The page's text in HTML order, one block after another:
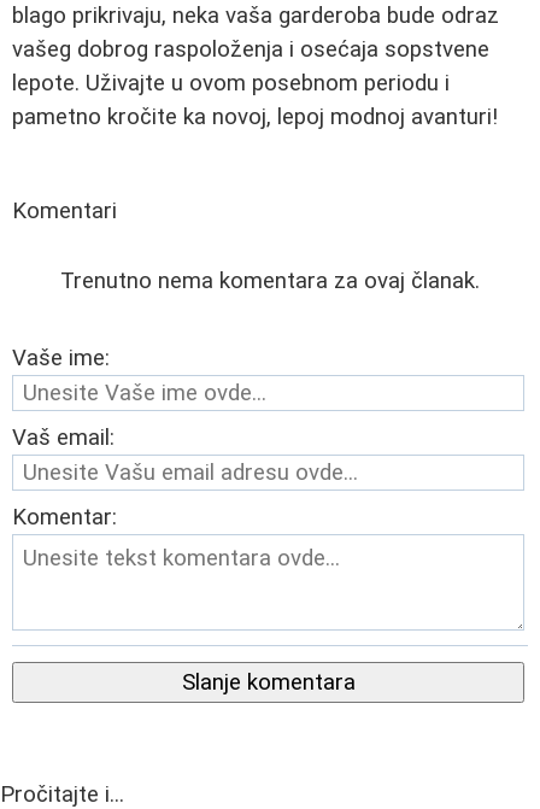
blago prikrivaju, neka vaša garderoba bude odraz
vašeg dobrog raspoloženja i osećaja sopstvene
lepote. Uživajte u ovom posebnom periodu i
pametno kročite ka novoj, lepoj modnoj avanturi!
Komentari
Trenutno nema komentara za ovaj članak.
Vaše ime:
Vaš email:
Komentar:
Slanje komentara
Pročitajte i...